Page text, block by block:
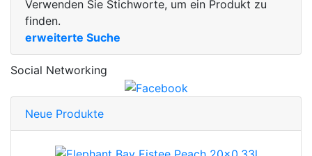
Verwenden Sie Stichworte, um ein Produkt zu
finden.
erweiterte Suche
Social Networking
Neue Produkte